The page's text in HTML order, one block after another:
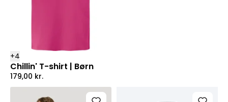
+4
Chillin' T-shirt | Børn
179,00 kr.